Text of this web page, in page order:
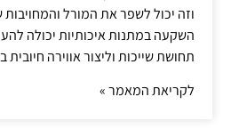
וזה יכול לשפר את המורל והמחויבות
השקעה במתנות איכותיות יכולה
תחושת שייכות וליצור אווירה
לקריאת המאמר »